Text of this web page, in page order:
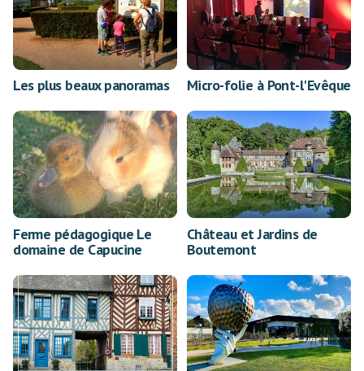
Les plus beaux panoramas Micro-folie à Pont-l'Evêque
Ferme pédagogique Le
domaine de Capucine
Château et Jardins de
Boutemont